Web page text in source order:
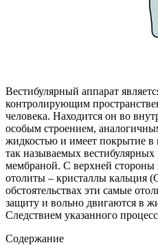
Вестибулярный аппарат
контролирующим
человека. Находится он во
особым строением,
жидкостью и имеет покрытие в
так называемых
мембраной. С верхней
отолиты – кристаллы кальция
обстоятельствах эти самые
защиту и вольно двигаются в
Следствием указанного
Содержание